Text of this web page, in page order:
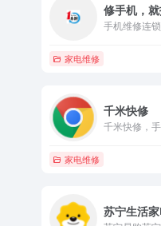
修手机，
家电维修
千米快修
家电维修